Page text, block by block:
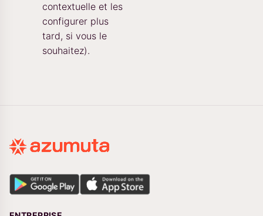
contextuelle et les
configurer plus
tard, si vous le
souhaitez).